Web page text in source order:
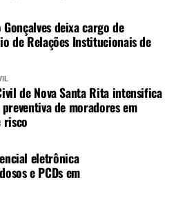
Gonçalves deixa cargo de
de Relações Institucionais de
de Nova Santa Rita intensifica
de moradores em
risco
eletrônica
e PCDs em